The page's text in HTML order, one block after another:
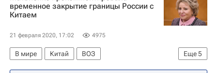
Россия
временное закрытие границы России с
Китаем
21 февраля 2020, 17:02 4975
Еще5
В мире Китай
ВОЗ
Совет Федерации РФ
Валентина Матвиенко